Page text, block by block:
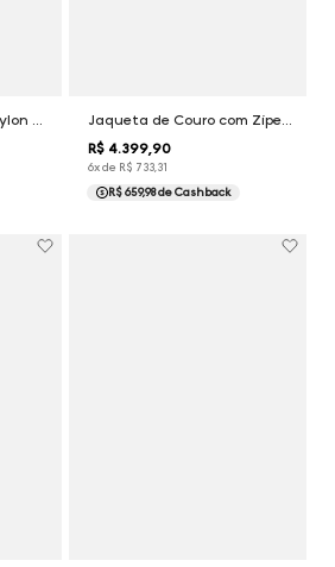
Jaqueta Dupla Face Nylon Dudalina Masculina
Jaqueta de Couro com Zíper Dudalina Masculina
R$ 4.399,90
6x de R$ 733,31
R$ 659,98de Cashback